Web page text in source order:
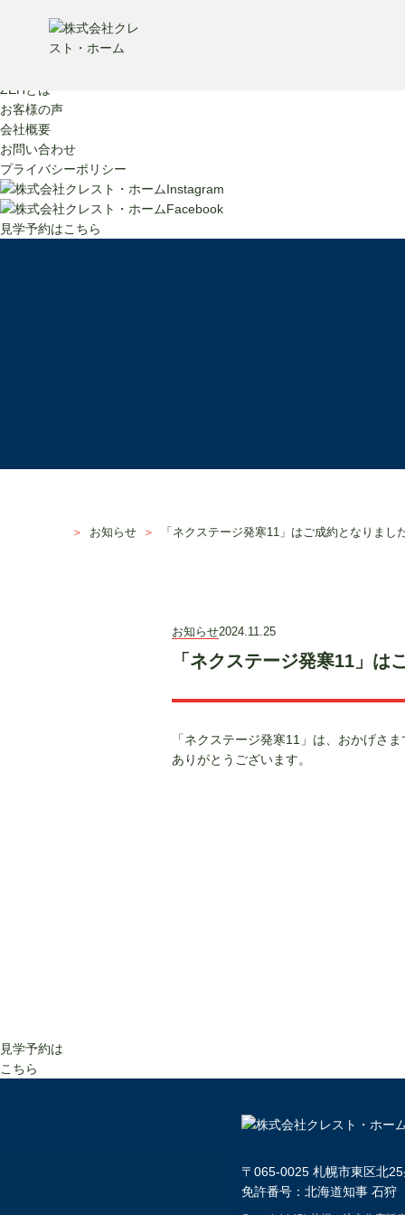
販売物件情報
施工事例
ZEHとは
お客様の声
会社概要
お問い合わせ
プライバシーポリシー
見学予約はこちら
HOME
＞ お知らせ ＞ 「ネクステージ発寒11」はご成約となりまし
お知らせ2024.11.25
「ネクステージ発寒11」は
「ネクステージ発寒11」は、おかげさ
ありがとうございます。
見学予約は
こちら
〒065-0025 札幌市東区北
免許番号：北海道知事 石狩